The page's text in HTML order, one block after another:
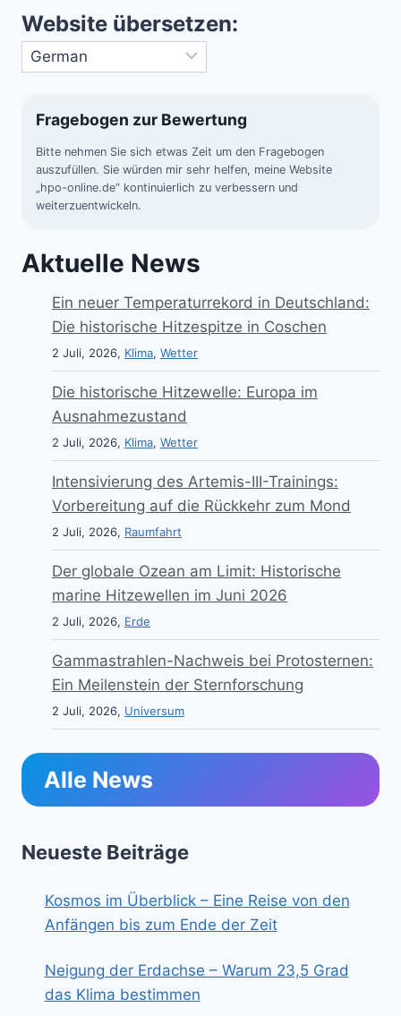
Website übersetzen:
Fragebogen zur Bewertung
Bitte nehmen Sie sich etwas Zeit um den Fragebogen
auszufüllen. Sie würden mir sehr helfen, meine Website
„hpo-online.de“ kontinuierlich zu verbessern und
weiterzuentwickeln.
Aktuelle News
Ein neuer Temperaturrekord in Deutschland:
Die historische Hitzespitze in Coschen
2 Juli, 2026, Klima, Wetter
Die historische Hitzewelle: Europa im
Ausnahmezustand
2 Juli, 2026, Klima, Wetter
Intensivierung des Artemis-III-Trainings:
Vorbereitung auf die Rückkehr zum Mond
2 Juli, 2026, Raumfahrt
Der globale Ozean am Limit: Historische
marine Hitzewellen im Juni 2026
2 Juli, 2026, Erde
Gammastrahlen-Nachweis bei Protosternen:
Ein Meilenstein der Sternforschung
2 Juli, 2026, Universum
Alle News
Neueste Beiträge
Kosmos im Überblick – Eine Reise von den
Anfängen bis zum Ende der Zeit
Neigung der Erdachse – Warum 23,5 Grad
das Klima bestimmen